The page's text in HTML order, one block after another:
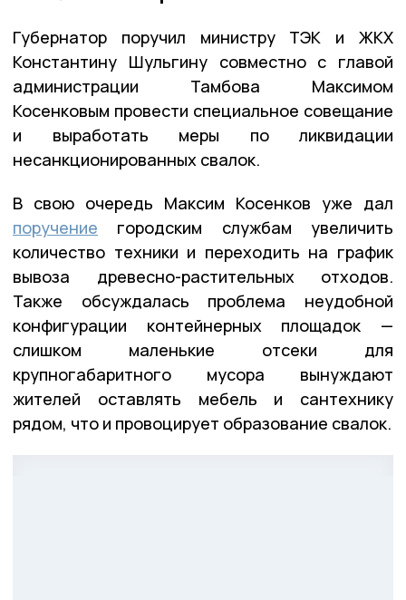
Губернатор поручил министру ТЭК и ЖКХ
Константину Шульгину совместно с главой
администрации Тамбова Максимом
Косенковым провести специальное совещание
и выработать меры по ликвидации
несанкционированных свалок.
В свою очередь Максим Косенков уже дал
поручение городским службам увеличить
количество техники и переходить на график
вывоза древесно-растительных отходов.
Также обсуждалась проблема неудобной
конфигурации контейнерных площадок —
слишком маленькие отсеки для
крупногабаритного мусора вынуждают
жителей оставлять мебель и сантехнику
рядом, что и провоцирует образование свалок.